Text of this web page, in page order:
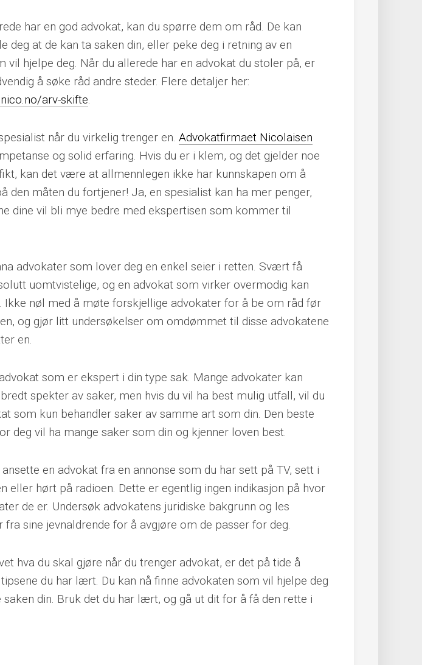
har en god advokat, kan du spørre dem om råd. De kan
deg at de kan ta saken din, eller peke deg i retning av en
vil hjelpe deg. Når du allerede har en advokat du stoler på, er
å søke råd andre steder. Flere detaljer her:
arv-skifte.
når du virkelig trenger en. Advokatfirmaet Nicolaisen
og solid erfaring. Hvis du er i klem, og det gjelder noe
kan det være at allmennlegen ikke har kunnskapen om å
den måten du fortjener! Ja, en spesialist kan ha mer penger,
dine vil bli mye bedre med ekspertisen som kommer til
advokater som lover deg en enkel seier i retten. Svært få
uomtvistelige, og en advokat som virker overmodig kan
Ikke nøl med å møte forskjellige advokater for å be om råd før
og gjør litt undersøkelser om omdømmet til disse advokatene
en.
som er ekspert i din type sak. Mange advokater kan
spekter av saker, men hvis du vil ha best mulig utfall, vil du
som kun behandler saker av samme art som din. Den beste
deg vil ha mange saker som din og kjenner loven best.
en advokat fra en annonse som du har sett på TV, sett i
eller hørt på radioen. Dette er egentlig ingen indikasjon på hvor
de er. Undersøk advokatens juridiske bakgrunn og les
fra sine jevnaldrende for å avgjøre om de passer for deg.
hva du skal gjøre når du trenger advokat, er det på tide å
du har lært. Du kan nå finne advokaten som vil hjelpe deg
saken din. Bruk det du har lært, og gå ut dit for å få den rette i